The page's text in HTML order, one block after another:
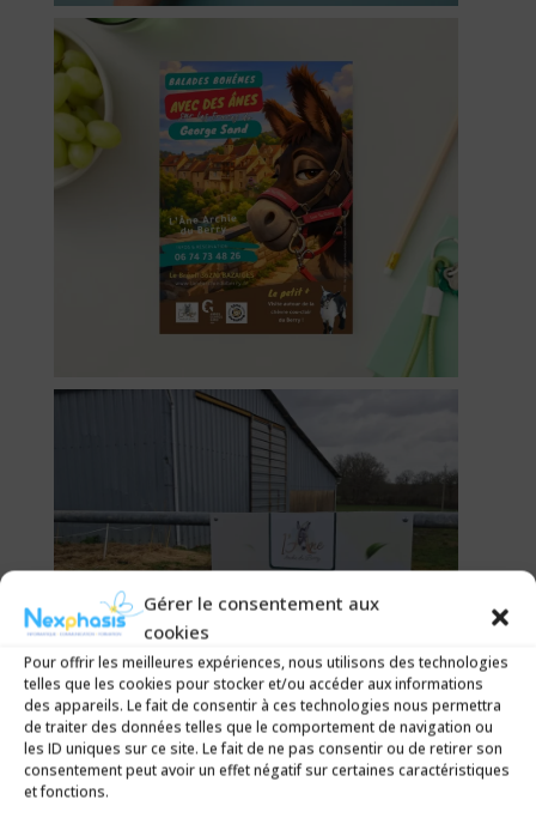
Gérer le consentement aux
cookies
Pour offrir les meilleures expériences, nous utilisons des technologies
telles que les cookies pour stocker et/ou accéder aux informations
des appareils. Le fait de consentir à ces technologies nous permettra
de traiter des données telles que le comportement de navigation ou
les ID uniques sur ce site. Le fait de ne pas consentir ou de retirer son
consentement peut avoir un effet négatif sur certaines caractéristiques
et fonctions.